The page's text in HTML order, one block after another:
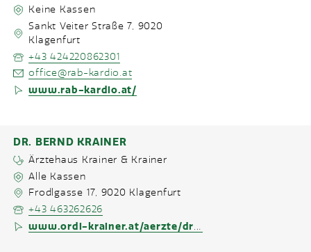
Keine Kassen
Sankt Veiter Straße 7, 9020
Klagenfurt
+43 424220862301
office@rab-kardio.at
www.rab-kardio.at/
DR. BERND KRAINER
Ärztehaus Krainer & Krainer
Alle Kassen
Frodlgasse 17, 9020 Klagenfurt
+43 463262626
www.ordi-krainer.at/aerzte/dr-bernd-krainer-klagenfurt/